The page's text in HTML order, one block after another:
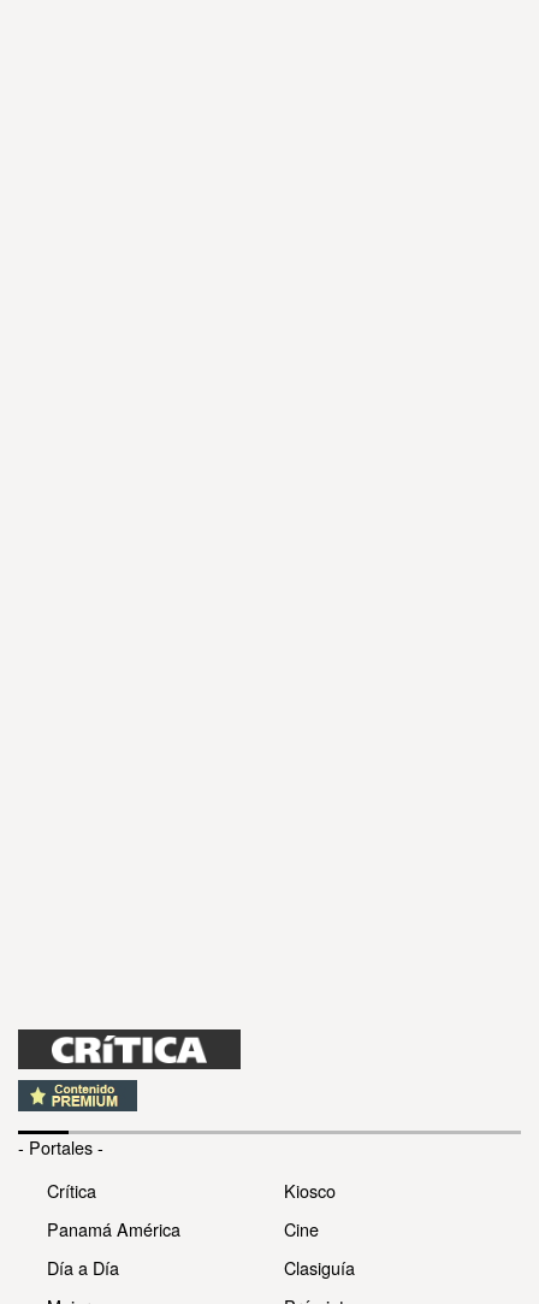
- Portales -
Crítica
Panamá América
Día a Día
Kiosco
Cine
Clasiguía